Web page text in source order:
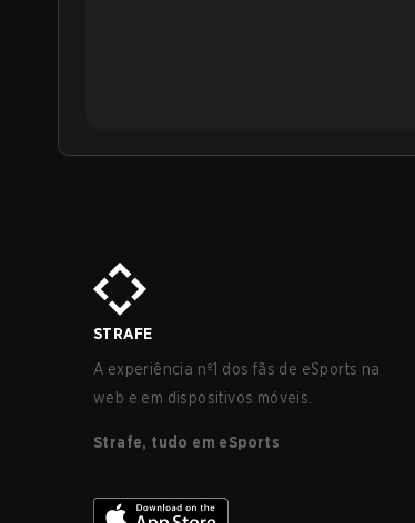
STRAFE
A experiência nº1 dos fãs de eSports na
web e em dispositivos móveis.
Strafe, tudo em eSports